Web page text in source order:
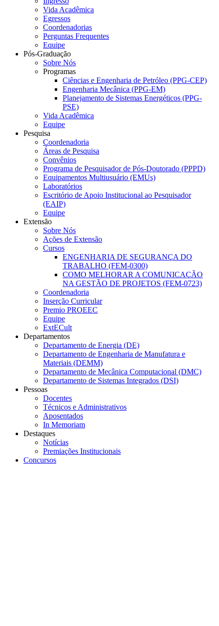
Vida Acadêmica
Egressos
Coordenadorias
Perguntas Frequentes
Equipe
Pós-Graduação
Sobre Nós
Programas
Ciências e Engenharia de Petróleo (PPG-CEP)
Engenharia Mecânica (PPG-EM)
Planejamento de Sistemas Energéticos (PPG-
PSE)
Vida Acadêmica
Equipe
Pesquisa
Coordenadoria
Áreas de Pesquisa
Convênios
Programa de Pesquisador de Pós-Doutorado (PPPD)
Equipamentos Multiusuário (EMUs)
Laboratórios
Escritório de Apoio Institucional ao Pesquisador
(EAIP)
Equipe
Extensão
Sobre Nós
Ações de Extensão
Cursos
ENGENHARIA DE SEGURANÇA DO
TRABALHO (FEM-0300)
COMO MELHORAR A COMUNICAÇÃO
NA GESTÃO DE PROJETOS (FEM-0723)
Coordenadoria
Inserção Curricular
Premio PROEEC
Equipe
ExtECult
Departamentos
Departamento de Energia (DE)
Departamento de Engenharia de Manufatura e
Materiais (DEMM)
Departamento de Mecânica Computacional (DMC)
Departamento de Sistemas Integrados (DSI)
Pessoas
Docentes
Técnicos e Administrativos
Aposentados
In Memoriam
Destaques
Notícias
Premiações Institucionais
Concursos